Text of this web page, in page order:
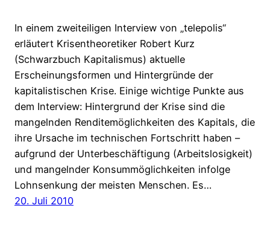
In einem zweiteiligen Interview von „telepolis“
erläutert Krisentheoretiker Robert Kurz
(Schwarzbuch Kapitalismus) aktuelle
Erscheinungsformen und Hintergründe der
kapitalistischen Krise. Einige wichtige Punkte aus
dem Interview: Hintergrund der Krise sind die
mangelnden Renditemöglichkeiten des Kapitals, die
ihre Ursache im technischen Fortschritt haben –
aufgrund der Unterbeschäftigung (Arbeitslosigkeit)
und mangelnder Konsummöglichkeiten infolge
Lohnsenkung der meisten Menschen. Es…
20. Juli 2010